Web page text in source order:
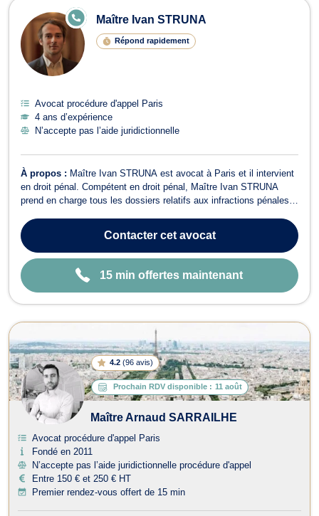
Maître Ivan STRUNA
Répond rapidement
E
N
E
Avocat procédure d'appel Paris
4 ans d’expérience
N’accepte pas l’aide juridictionnelle
À propos : Maître Ivan STRUNA est avocat à Paris et il intervient
en droit pénal. Compétent en droit pénal, Maître Ivan STRUNA
prend en charge tous les dossiers relatifs aux infractions pénales.
l’instruction, de la détention provisoire, de la garde à vue, de la
CRPC/Or...
Contactercet avocat
15 min offertes maintenant
4.2 (96 avis)
Prochain RDV disponible : 11 août
Maître Arnaud SARRAILHE
Avocat procédure d'appel Paris
Fondé en 2011
N’accepte pas l’aide juridictionnelle procédure d'appel
Entre 150 € et 250 € HT
Premier rendez-vous offert de 15 min